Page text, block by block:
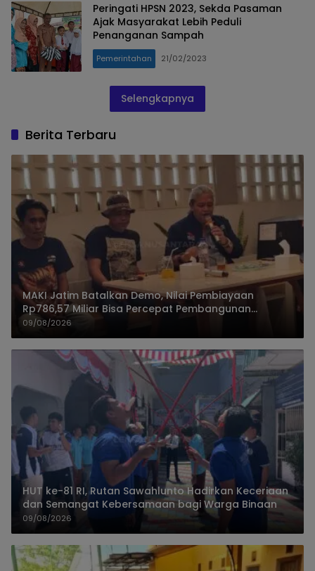
Peringati HPSN 2023, Sekda Pasaman
Ajak Masyarakat Lebih Peduli
Penanganan Sampah
Pemerintahan 21/02/2023
Selengkapnya
Berita Terbaru
MAKI Jatim Batalkan Demo, Nilai Pembiayaan
Rp786,57 Miliar Bisa Percepat Pembangunan
Jember
09/08/2026
HUT ke-81 RI, Rutan Sawahlunto Hadirkan Keceriaan
dan Semangat Kebersamaan bagi Warga Binaan
09/08/2026